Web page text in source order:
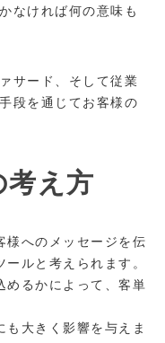
なければ何の意味も
サード、そして従業
段を通じてお客様の
え方
様へのメッセージを伝
ルと考えられます。
めるかによって、客単
大きく影響を与えま